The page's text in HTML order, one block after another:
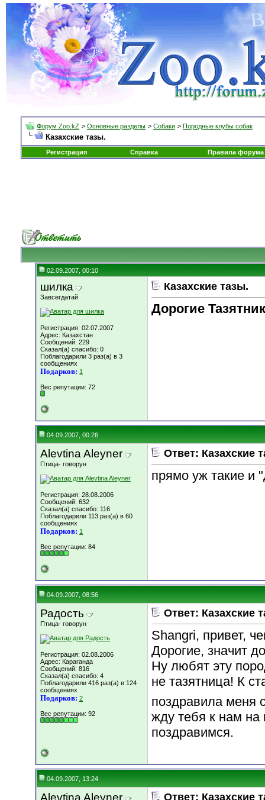
Форум Zoo.kZ > Основные разделы > Собаки > Породные клубы собак
Казахские тазы.
Регистрация Справка Правила форума
02.09.2007, 00:10
шилка
Завсегдатай
Регистрация: 02.07.2007
Адрес: Казахстан
Сообщений: 229
Сказал(а) спасибо: 0
Поблагодарили 3 раз(а) в 3
сообщениях
Подарков: 1
Вес репутации: 72
Казахские тазы.
Дорогие
04.09.2007, 00:26
Alevtina Aleyner
Птица- говорун
Регистрация: 28.08.2006
Сообщений: 632
Сказал(а) спасибо: 116
Поблагодарили 113 раз(а) в 60
сообщениях
Подарков: 1
Вес репутации: 84
Ответ: Казахские
прямо уж такие и
04.09.2007, 08:56
Радость
Птица- говорун
Регистрация: 02.08.2006
Адрес: Караганда
Сообщений: 816
Сказал(а) спасибо: 4
Поблагодарили 416 раз(а) в 124
сообщениях
Подарков: 2
Вес репутации: 92
Ответ: Казахские
Shangri, привет,
Дорогие, значит
Ну любят эту
не тазятница! К
поздравила меня
жду тебя к нам на
поздравимся.
04.09.2007, 13:24
Alevtina Aleyner Ответ: Казахские